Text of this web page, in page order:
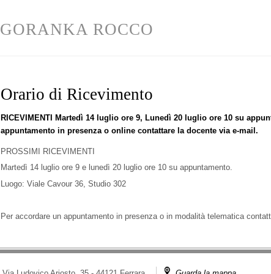
GORANKA ROCCO
Orario di Ricevimento
RICEVIMENTI Martedì 14 luglio ore 9, Lunedì 20 luglio ore 10 su
appuntamento in presenza o online contattare la docente via e-mail.
PROSSIMI RICEVIMENTI
Martedì 14 luglio ore 9 e lunedì 20 luglio ore 10 su appuntamento.
Luogo: Viale Cavour 36, Studio 302
Per accordare un appuntamento in presenza o in modalità telematica